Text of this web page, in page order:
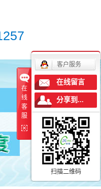
在
线
客
服
客户服务
在线留言
分享到...
扫描二维码